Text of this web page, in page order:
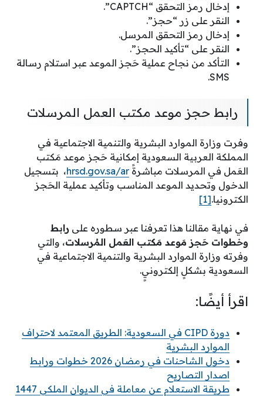
إدخال رمز التحقق “CAPTCH”.
النقر على زر “حجز”.
إدخال رمز التحقق المرسل.
النقر على “تأكيد الحجز”.
التأكد من نجاح عملية حَجز الموعد عبر استلام رسالة
SMS.
رابط حجز موعد مكتب العمل المرسلات
وفرت وزارة الموارد البشرية والتنمية الاجتماعية في
المملكة العربية السعودية إمكانية حَجز موعد مَكتب
العَمل في المرسلات مباشرةً hrsd.gov.sa/ar، بتسجيل
الدخول وتحديد الموعد المناسب وتأكيد عملية الحَجز
الكترونيا.[1]
في نهاية مقالنا هذا تعرفنا عبر سطوره على رابط
وخطوات حَجز مَوعد مَكتب العَمل المُرسلات، والتي
وفرته وزارة الموارد البشرية والتنمية الاجتماعية في
السعودية بشكلٍ إلكترونيٍ.
اقرأ أيضًا:
دورة CIPD في السعودية: الطريق المعتمد لاحتراف
الموارد البشرية
دخول الشاحنات في رمضان 2026 خطوات ورابط
اصدار التصاريح
طريقة الاستعلام عن معاملة في الديوان الملكي 1447